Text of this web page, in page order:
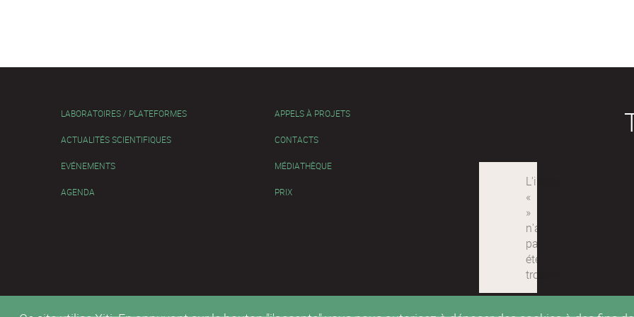
LABORATOIRES / PLATEFORMES
ACTUALITÉS SCIENTIFIQUES
EVÉNEMENTS
AGENDA
APPELS À PROJETS
CONTACTS
MÉDIATHÈQUE
PRIX